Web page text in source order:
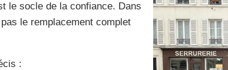
le socle de la confiance. Dans
le remplacement complet
: